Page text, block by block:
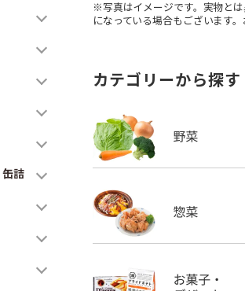
詰
※写真はイメージです。実物と
になっている場合もございます
カテゴリーから探す